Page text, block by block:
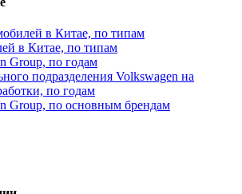
в Китае, по типам
в Китае, по типам
Group, по годам
подразделения Volkswagen на
по годам
Group, по основным брендам